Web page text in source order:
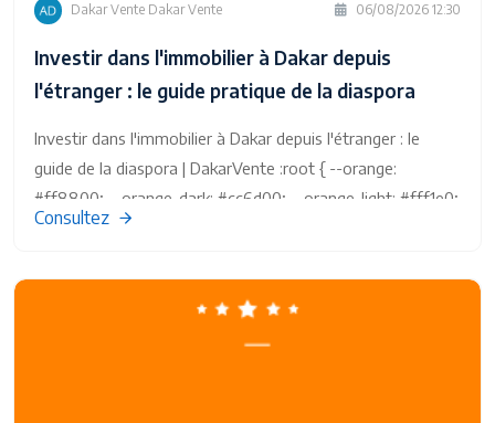
Dakar Vente Dakar Vente 06/08/2026 12:30
Investir dans l'immobilier à Dakar depuis
l'étranger : le guide pratique de la diaspora
Investir dans l'immobilier à Dakar depuis l'étranger : le
guide de la diaspora | DakarVente :root { --orange:
#ff8800; --orange-dark: #cc6d00; --orange-light: #fff1e0;
--dark: #1a1a1a; --gray: #5c5c5c; --light-gray:
Consultez